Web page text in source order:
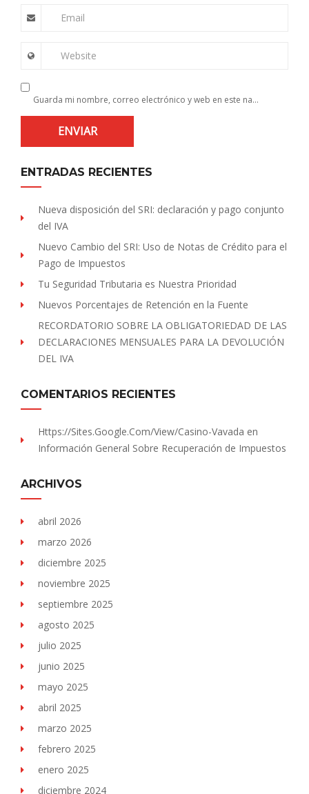
Email
Website
Guarda mi nombre, correo electrónico y web en este navegador para la próxima vez que comente.
ENTRADAS RECIENTES
Nueva disposición del SRI: declaración y pago conjunto
del IVA
Nuevo Cambio del SRI: Uso de Notas de Crédito para el
Pago de Impuestos
Tu Seguridad Tributaria es Nuestra Prioridad
Nuevos Porcentajes de Retención en la Fuente
RECORDATORIO SOBRE LA OBLIGATORIEDAD DE LAS
DECLARACIONES MENSUALES PARA LA DEVOLUCIÓN
DEL IVA
COMENTARIOS RECIENTES
Https://sites.Google.com/view/Casino-Vavada en
Información General Sobre Recuperación de Impuestos
ARCHIVOS
abril 2026
marzo 2026
diciembre 2025
noviembre 2025
septiembre 2025
agosto 2025
julio 2025
junio 2025
mayo 2025
abril 2025
marzo 2025
febrero 2025
enero 2025
diciembre 2024